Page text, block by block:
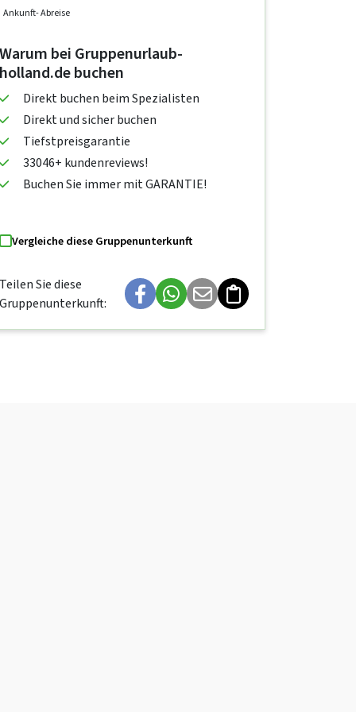
Ankunft- Abreise
Warum bei Gruppenurlaub-
holland.de buchen
Direkt buchen beim Spezialisten
Direkt und sicher buchen
Tiefstpreisgarantie
33046+ kundenreviews!
Buchen Sie immer mit GARANTIE!
Vergleiche diese Gruppenunterkunft
Teilen Sie diese
Gruppenunterkunft: